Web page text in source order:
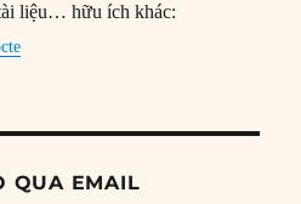
liệu… hữu ích khác:
QUA EMAIL